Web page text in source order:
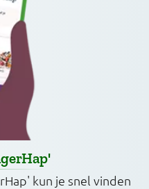
kun je snel vinden